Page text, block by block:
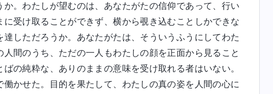
。わたしが望むのは、あなたがたの信仰であって、行い
受け取ることができず、横から覗き込むことしかできな
しただろうか。あなたがたは、そういうふうにしてわた
間のうち、ただの一人もわたしの顔を正面から見ること
の純粋な、ありのままの意味を受け取れる者はいない。
かせた。目的を果たして、わたしの真の姿を人間の心に